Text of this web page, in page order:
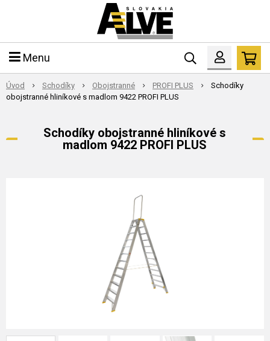
Menu
Úvod Schodíky Obojstranné PROFI PLUS
Schodíky
obojstranné hliníkové s madlom 9422 PROFI PLUS
Schodíky obojstranné hliníkové s
madlom 9422 PROFI PLUS